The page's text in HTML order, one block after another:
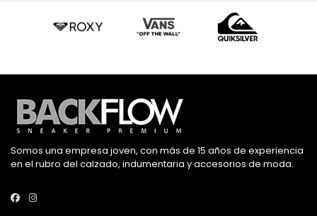
Somos una empresa joven, con más de 15 años de experiencia
en el rubro del calzado, indumentaria y accesorios de moda.